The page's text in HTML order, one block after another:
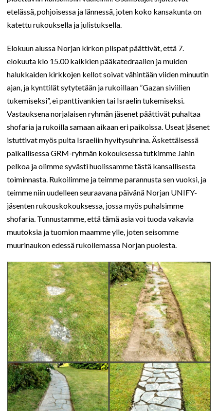
etelässä, pohjoisessa ja lännessä, joten koko kansakunta on
katettu rukouksella ja julistuksella.
Elokuun alussa Norjan kirkon piispat päättivät, että 7.
elokuuta klo 15.00 kaikkien pääkatedraalien ja muiden
halukkaiden kirkkojen kellot soivat vähintään viiden minuutin
ajan, ja kynttilät sytytetään ja rukoillaan ”Gazan siviilien
tukemiseksi”, ei panttivankien tai Israelin tukemiseksi.
Vastauksena norjalaisen ryhmän jäsenet päättivät puhaltaa
shofaria ja rukoilla samaan aikaan eri paikoissa. Useat jäsenet
istuttivat myös puita Israeliin hyvitysuhrina. Äskettäisessä
paikallisessa GRM-ryhmän kokouksessa tutkimme Jahin
pelkoa ja olimme syvästi huolissamme tästä kansallisesta
toiminnasta. Rukoilimme ja teimme parannusta sen vuoksi, ja
teimme niin uudelleen seuraavana päivänä Norjan UNIFY-
jäsenten rukouskokouksessa, jossa myös puhalsimme
shofaria. Tunnustamme, että tämä asia voi tuoda vakavia
muutoksia ja tuomion maamme ylle, joten seisomme
muurinaukon edessä rukoilemassa Norjan puolesta.